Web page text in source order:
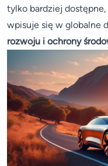
tylko bardziej
wpisuje się w globalne
rozwoju i ochrony